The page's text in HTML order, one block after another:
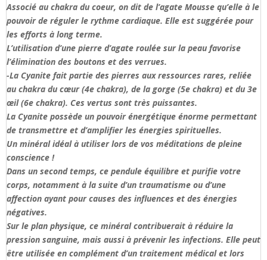
Associé au chakra du coeur, on dit de l’agate Mousse qu’elle à le
pouvoir de réguler le rythme cardiaque. Elle est suggérée pour
les efforts à long terme.
L’utilisation d’une pierre d’agate roulée sur la peau favorise
l’élimination des boutons et des verrues.
-La Cyanite fait partie des pierres aux ressources rares, reliée
au chakra du cœur (4e chakra), de la gorge (5e chakra) et du 3e
œil (6e chakra). Ces vertus sont très puissantes.
La Cyanite possède un pouvoir énergétique énorme permettant
de transmettre et d’amplifier les énergies spirituelles.
Un minéral idéal à utiliser lors de vos méditations de pleine
conscience !
Dans un second temps, ce pendule équilibre et purifie votre
corps, notamment à la suite d’un traumatisme ou d’une
affection ayant pour causes des influences et des énergies
négatives.
Sur le plan physique, ce minéral contribuerait à réduire la
pression sanguine, mais aussi à prévenir les infections. Elle peut
être utilisée en complément d’un traitement médical et lors